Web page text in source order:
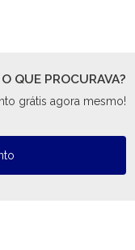
QUE PROCURAVA?
grátis agora mesmo!